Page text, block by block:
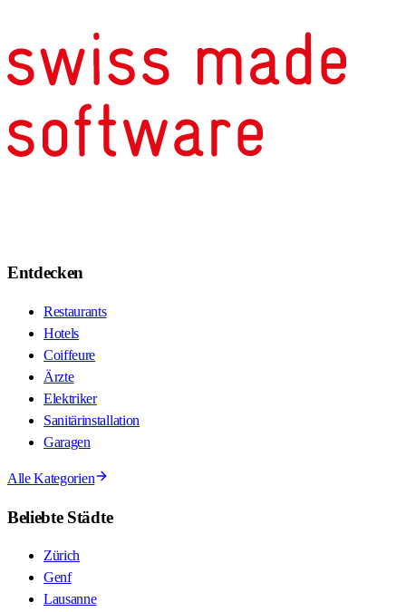
Entdecken
Restaurants
Hotels
Coiffeure
Ärzte
Elektriker
Sanitärinstallation
Garagen
Alle Kategorien
Beliebte Städte
Zürich
Genf
Lausanne